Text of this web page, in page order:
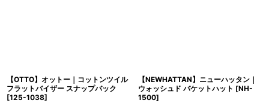
【OTTO】オットー｜コットンツイル
フラットバイザー スナップバック
[125-1038]
【NEWHATTAN】ニューハッタン｜
ウォッシュド バケットハット [NH-
1500]